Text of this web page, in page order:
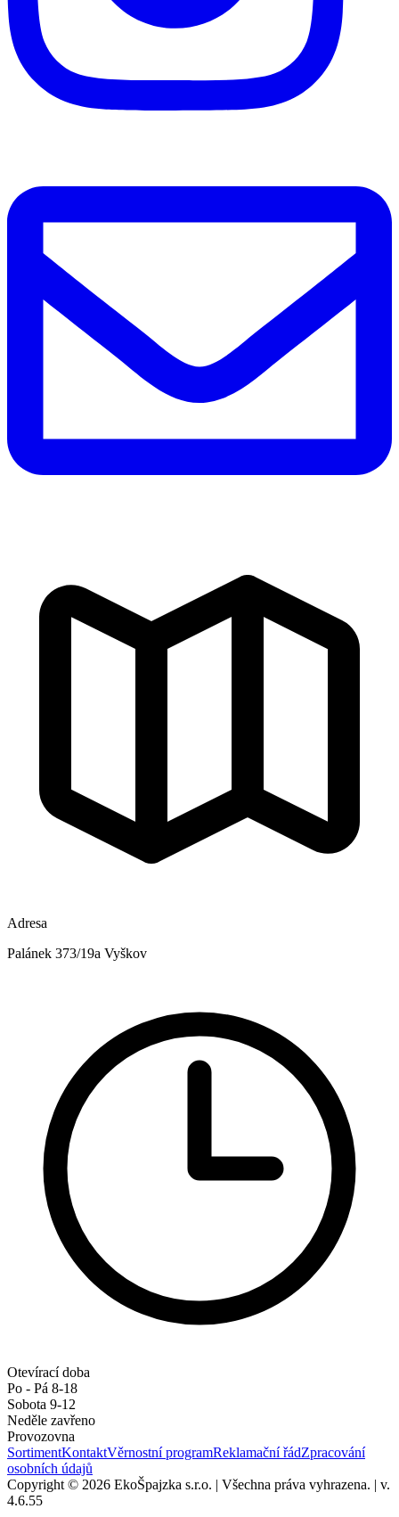
Adresa
Palánek 373/19a Vyškov
Otevírací doba
Po - Pá 8-18
Sobota 9-12
Neděle zavřeno
Provozovna
SortimentKontaktVěrnostní programReklamační řádZpracování
osobních údajů
Copyright © 2026 EkoŠpajzka s.r.o. | Všechna práva vyhrazena. | v.
4.6.55